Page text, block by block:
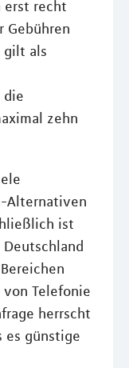
erst recht
Gebühren
gilt als
die
zehn
Alternativen
ist
Telefonie
herrscht
es günstige